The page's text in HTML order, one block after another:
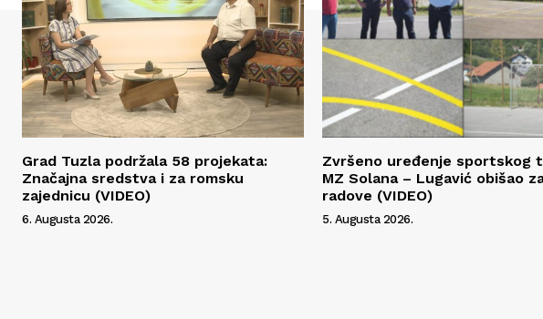
Grad Tuzla podržala 58 projekata:
Značajna sredstva i za romsku
zajednicu (VIDEO)
6. Augusta 2026.
Zvršeno uređenje sportskog
MZ Solana – Lugavić obišao
radove (VIDEO)
5. Augusta 2026.